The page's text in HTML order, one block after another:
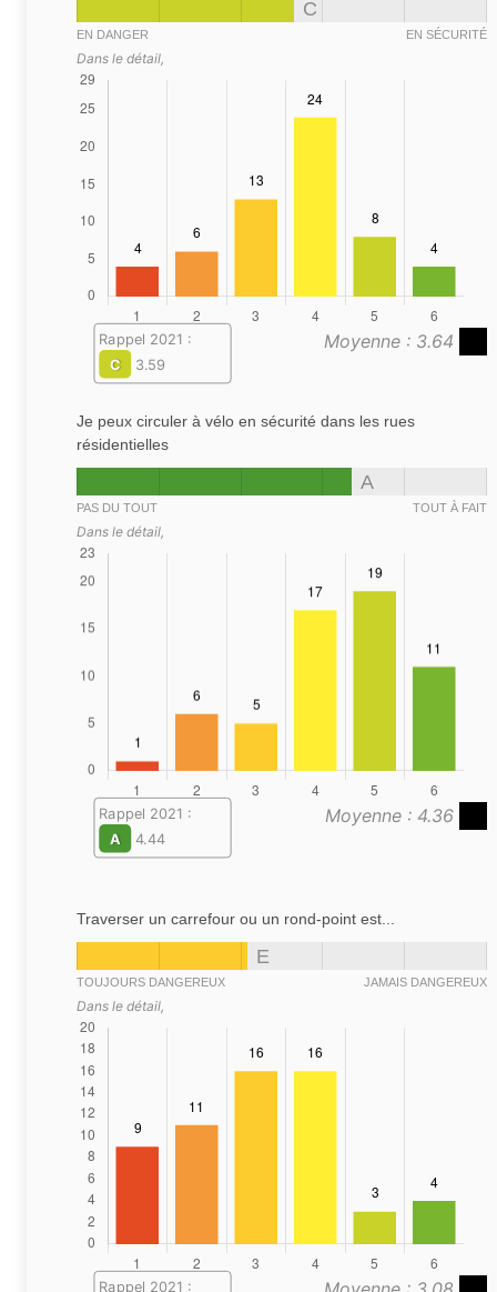
C
EN DANGER EN SÉCURITÉ
Dans le détail,
Moyenne : 3.64
Rappel 2021 :
C
3.59
Je peux circuler à vélo en sécurité dans les rues
résidentielles
A
PAS DU TOUT TOUT À FAIT
Dans le détail,
Moyenne : 4.36
Rappel 2021 :
A
4.44
Traverser un carrefour ou un rond-point est...
E
TOUJOURS DANGEREUX JAMAIS DANGEREUX
Dans le détail,
Rappel 2021 :